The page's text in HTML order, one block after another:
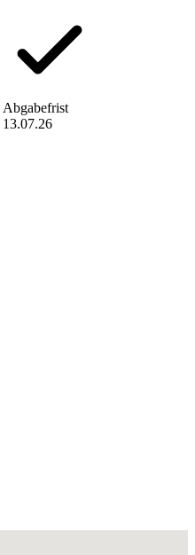
Abgabefrist
13.07.26